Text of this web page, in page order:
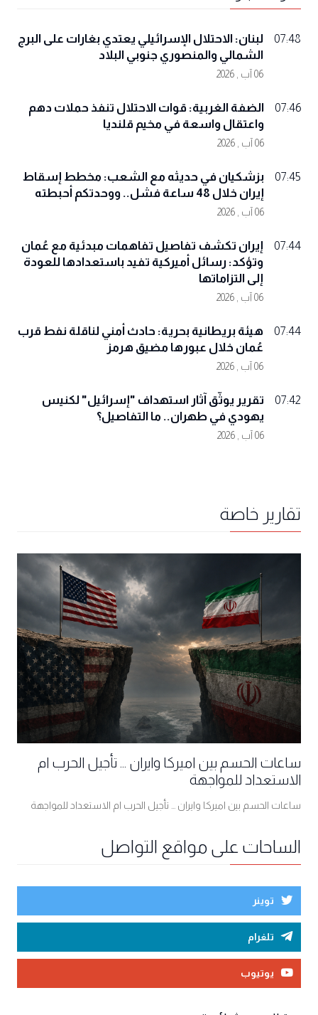
07:48
لبنان: الاحتلال الإسرائيلي يعتدي بغارات على البرج
الشمالي والمنصوري جنوبي البلاد
06 آب , 2026
07:46
الضفة الغربية: قوات الاحتلال تنفذ حملات دهم
واعتقال واسعة في مخيم قلنديا
06 آب , 2026
07:45
بزشكيان في حديثه مع الشعب: مخطط إسقاط
إيران خلال 48 ساعة فشل.. ووحدتكم أحبطته
06 آب , 2026
07:44
إيران تكشف تفاصيل تفاهمات مبدئية مع عُمان
وتؤكد: رسائل أميركية تفيد باستعدادها للعودة
إلى التزاماتها
06 آب , 2026
07:44
هيئة بريطانية بحرية: حادث أمني لناقلة نفط قرب
عُمان خلال عبورها مضيق هرمز
06 آب , 2026
07:42
تقرير يوثّق آثار استهداف "إسرائيل" لكنيس
يهودي في طهران.. ما التفاصيل؟
06 آب , 2026
تقارير خاصة
ساعات الحسم بين اميركا وايران ... تأجيل الحرب ام
الاستعداد للمواجهة
ساعات الحسم بين اميركا وايران ... تأجيل الحرب ام الاستعداد للمواجهة
الساحات على مواقع التواصل
توينر
تلغرام
يوتيوب